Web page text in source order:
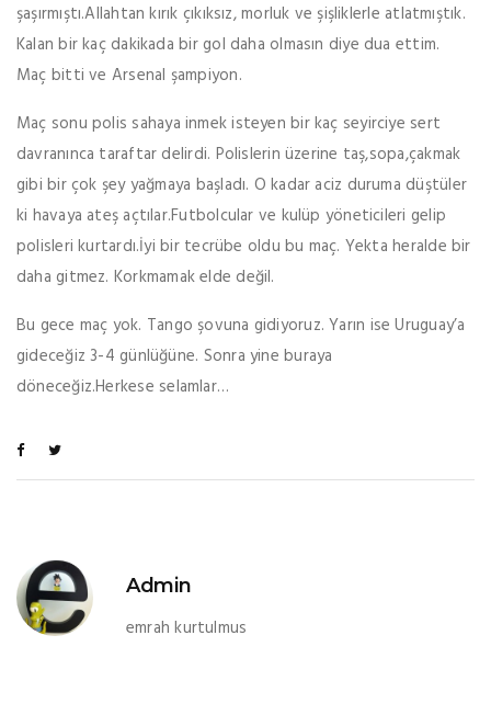
şaşırmıştı.Allahtan kırık çıkıksız, morluk ve şişliklerle atlatmıştık.
Kalan bir kaç dakikada bir gol daha olmasın diye dua ettim.
Maç bitti ve Arsenal şampiyon.
Maç sonu polis sahaya inmek isteyen bir kaç seyirciye sert
davranınca taraftar delirdi. Polislerin üzerine taş,sopa,çakmak
gibi bir çok şey yağmaya başladı. O kadar aciz duruma düştüler
ki havaya ateş açtılar.Futbolcular ve kulüp yöneticileri gelip
polisleri kurtardı.İyi bir tecrübe oldu bu maç. Yekta heralde bir
daha gitmez. Korkmamak elde değil.
Bu gece maç yok. Tango şovuna gidiyoruz. Yarın ise Uruguay’a
gideceğiz 3-4 günlüğüne. Sonra yine buraya
döneceğiz.Herkese selamlar…
Admin
emrah kurtulmus